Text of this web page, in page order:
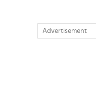
Advertisement